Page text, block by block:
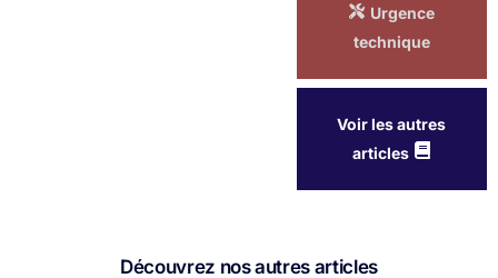
Urgence
technique
Voir les autres
articles
Découvrez nos autres articles